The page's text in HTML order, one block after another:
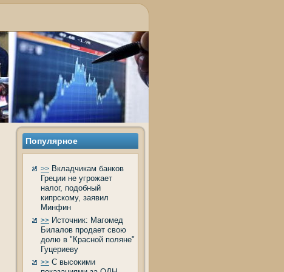
Популярное
>> Вкладчикам банков
Греции не угрожает
налог, подобный
кипрскому, заявил
Минфин
>> Источник: Магомед
Билалов продает свою
долю в "Красной поляне"
Гуцериеву
>> С высокими